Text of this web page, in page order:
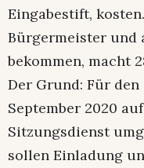
Eingabestift,
Bürgermeister und
bekommen, macht
Der Grund: Für den
September 2020
Sitzungsdienst
sollen Einladung